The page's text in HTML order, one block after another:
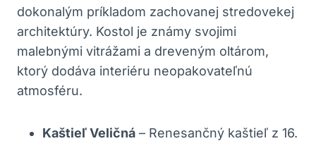
dokonalým ​príkladom zachovanej stredovekej
⁢architektúry.⁣ Kostol ⁣je známy svojimi ​
malebnými vitrážami a ⁢dreveným oltárom,
ktorý ​dodáva ⁢interiéru neopakovateľnú
atmosféru.
Kaštieľ⁤ Veličná – Renesančný ‌kaštieľ z 16.